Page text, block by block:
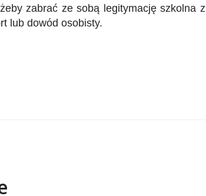
zabrać ze sobą legitymację szkolna z
lub dowód osobisty.